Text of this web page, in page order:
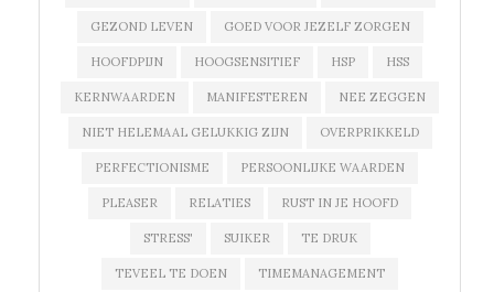
GEZOND LEVEN GOED VOOR JEZELF ZORGEN
HOOFDPIJN HOOGSENSITIEF HSP HSS
KERNWAARDEN MANIFESTEREN NEE ZEGGEN
NIET HELEMAAL GELUKKIG ZIJN OVERPRIKKELD
PERFECTIONISME PERSOONLIJKE WAARDEN
PLEASER RELATIES RUST IN JE HOOFD
STRESS' SUIKER TE DRUK
TEVEEL TE DOEN TIMEMANAGEMENT